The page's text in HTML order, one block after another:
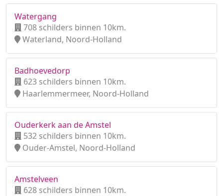
Watergang
708 schilders binnen 10km.
Waterland, Noord-Holland
Badhoevedorp
623 schilders binnen 10km.
Haarlemmermeer, Noord-Holland
Ouderkerk aan de Amstel
532 schilders binnen 10km.
Ouder-Amstel, Noord-Holland
Amstelveen
628 schilders binnen 10km.